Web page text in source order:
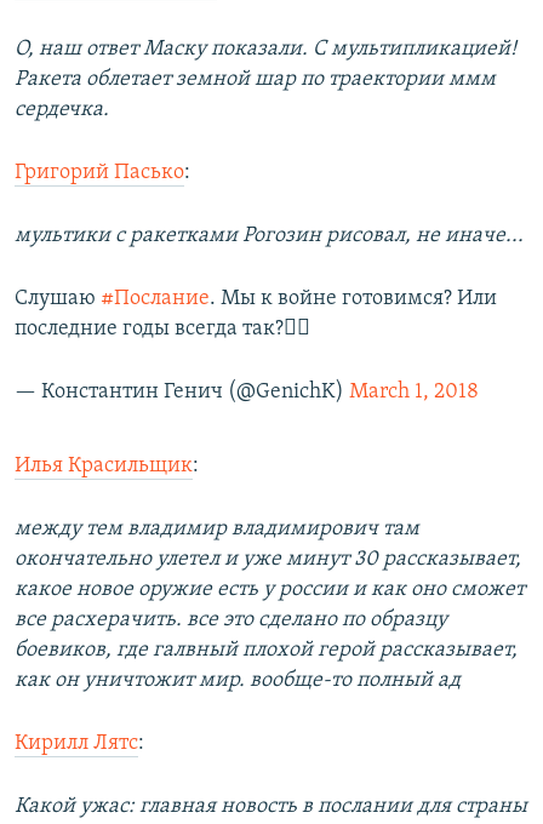
О, наш ответ Маску показали. С мультипликацией!
Ракета облетает земной шар по траектории ммм
сердечка.
Григорий Пасько:
мультики с ракетками Рогозин рисовал, не иначе...
Слушаю #Послание. Мы к войне готовимся? Или
последние годы всегда так?🤷‍♂️
— Константин Генич (@GenichK) March 1, 2018
Илья Красильщик:
между тем владимир владимирович там
окончательно улетел и уже минут 30 рассказывает,
какое новое оружие есть у россии и как оно сможет
все расхерачить. все это сделано по образцу
боевиков, где галвный плохой герой рассказывает,
как он уничтожит мир. вообще-то полный ад
Кирилл Лятс:
Какой ужас: главная новость в послании для страны